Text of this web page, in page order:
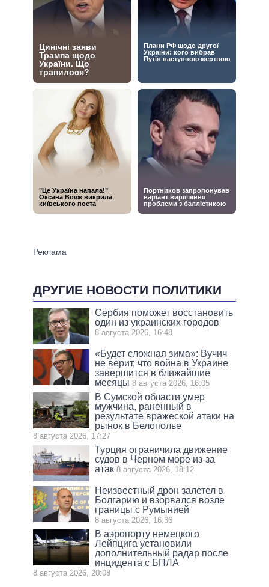
ДРУГИЕ НОВОСТИ ПОЛИТИКИ
Сербия поможет восстановить
один из украинских городов
8 августа 2026, 16:48
«Будет сложная зима»: Вучич
не верит, что война в Украине
завершится в ближайшие
месяцы 8 августа 2026, 16:05
В Сумской области умер
мужчина, раненный в
результате вражеской атаки на
рынок в Белополье
8 августа 2026, 17:27
Турция ограничила движение
судов в Черном море из-за
атак 8 августа 2026, 18:12
Неизвестный дрон залетел в
Болгарию и взорвался возле
границы с Румынией
8 августа 2026, 16:36
В аэропорту немецкого
Лейпцига установили
дополнительный радар после
инцидента с БПЛА
8 августа 2026, 20:08